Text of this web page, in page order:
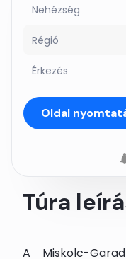
Nehézség
Régió
Érkezés
Oldal
Túra
A Miskolc-